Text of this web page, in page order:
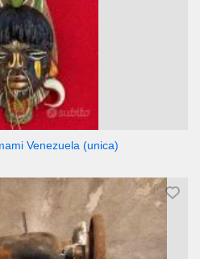
Venezuela (unica)